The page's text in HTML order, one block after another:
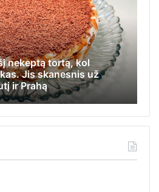
nekeptą tortą, kol
Jis skanesnis už
ir Prahą